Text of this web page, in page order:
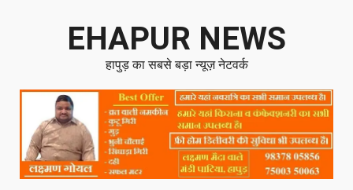
EHAPUR NEWS
हापुड़ का सबसे बड़ा न्यूज़ नेटवर्क